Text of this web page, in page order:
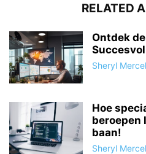
RELATED
Ontdek
Sheryl
Hoe
beroepen
baan!
Sheryl